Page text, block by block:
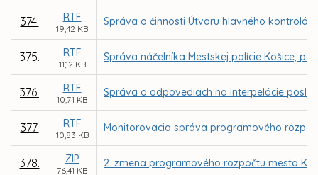
374. RTF
19,42 KB
Správa o činnosti Útvaru hlavného
375. RTF
11,12 KB
Správa náčelníka Mestskej polície Košice,
376. RTF
10,71 KB
Správa o odpovediach na interpelácie
377. RTF
10,83 KB
Monitorovacia správa programového
378. ZIP
76,41 KB
2. zmena programového rozpočtu mesta